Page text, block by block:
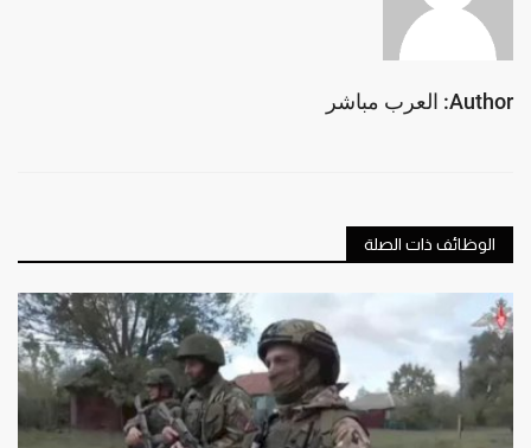
Author: العرب مباشر
الوظائف ذات الصلة